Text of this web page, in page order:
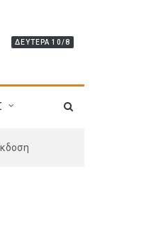
ΔΕΥΤΈΡΑ 10/8